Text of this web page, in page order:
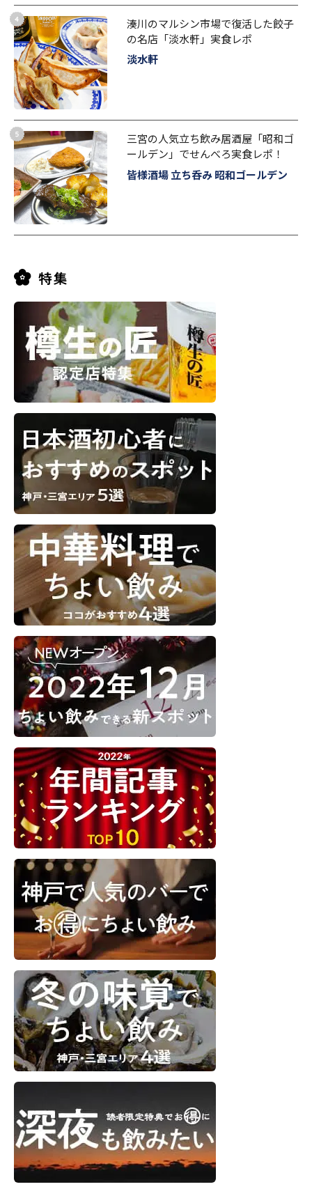
湊川のマルシン市場で復活した餃子
の名店「淡水軒」実食レポ
淡水軒
三宮の人気立ち飲み居酒屋「昭和ゴ
ールデン」でせんべろ実食レポ！
皆様酒場 立ち呑み 昭和ゴールデン